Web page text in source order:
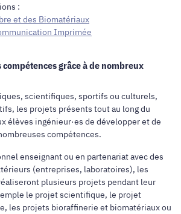
:
et des Biomatériaux
Imprimée
grâce à de nombreux
scientifiques, sportifs ou culturels,
les projets présents tout au long du
élèves ingénieur·es de développer et de
compétences.
enseignant ou en partenariat avec des
(entreprises, laboratoires), les
plusieurs projets pendant leur
le projet scientifique, le projet
les projets bioraffinerie et biomatériaux ou